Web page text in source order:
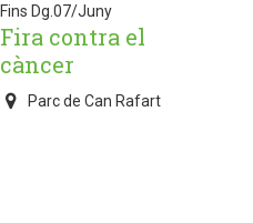
Fins Dg.07/Juny
Fira contra el
càncer
Parc de Can Rafart